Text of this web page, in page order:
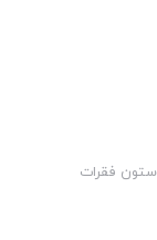
ستون فقرات